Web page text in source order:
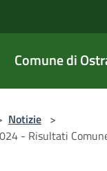
Comune di
Notizie >
- Risultati